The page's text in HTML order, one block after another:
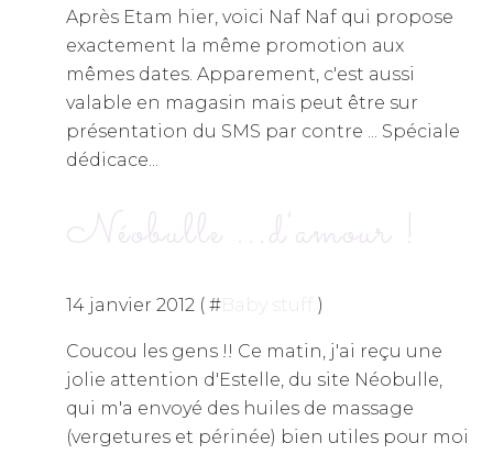
Après Etam hier, voici Naf Naf qui propose
exactement la même promotion aux
mêmes dates. Apparement, c'est aussi
valable en magasin mais peut être sur
présentation du SMS par contre ... Spéciale
dédicace...
Néobulle ...d'amour !
14 janvier 2012 ( # Baby stuff )
Coucou les gens !! Ce matin, j'ai reçu une
jolie attention d'Estelle, du site Néobulle,
qui m'a envoyé des huiles de massage
(vergetures et périnée) bien utiles pour moi